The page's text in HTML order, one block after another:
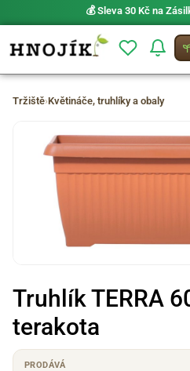
💰 Sleva 30 Kč na
Tržiště›Květináče, truhlíky a obaly
Truhlík TERRA
terakota
PRODÁVÁ